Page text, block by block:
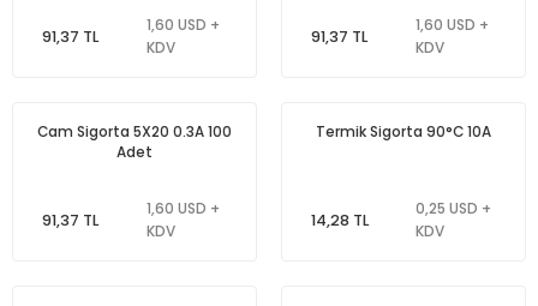
91,37 TL
1,60 USD +
KDV
91,37 TL
1,60 USD +
KDV
Cam Sigorta 5X20 0.3A 100
Adet
91,37 TL
1,60 USD +
KDV
Termik Sigorta 90°C 10A
14,28 TL
0,25 USD +
KDV